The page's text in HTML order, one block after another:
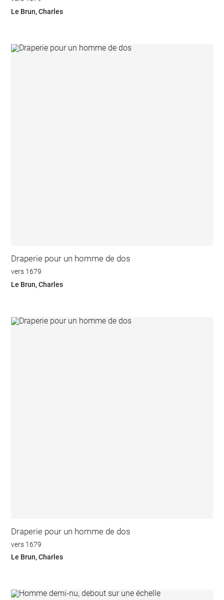
Le Brun, Charles
Draperie pour un homme de dos
vers 1679
Le Brun, Charles
Draperie pour un homme de dos
vers 1679
Le Brun, Charles